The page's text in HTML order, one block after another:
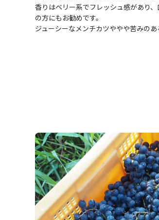
香りはベリー系でフレッシュ感があり
の方にもお勧めです。
ジューシーなメンチカツややや苦みの